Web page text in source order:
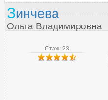
Стаж: 23
Зинчева
Ольга Владимировна